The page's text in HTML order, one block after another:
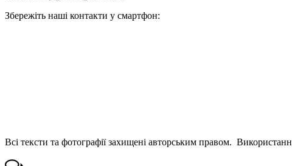
Збережіть наші контакти у смартфон:
Всі тексти та фотографії захищені авторським правом.